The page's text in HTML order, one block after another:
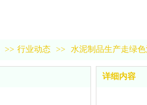
>> 行业动态 >> 水泥制品生产走绿
详细内容